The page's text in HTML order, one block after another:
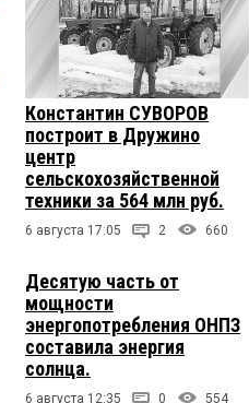
Константин СУВОРОВ
построит в Дружино
центр
сельскохозяйственной
техники за 564 млн руб.
6 августа 17:05 2 660
Десятую часть от
мощности
энергопотребления ОНПЗ
составила энергия
солнца.
6 августа 12:35 0 554